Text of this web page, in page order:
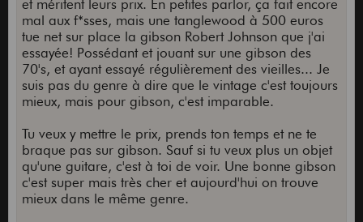
et méritent leurs prix. En petites parlor, ça fait encore
mal aux f*sses, mais une tanglewood à 500 euros
tue net sur place la gibson Robert Johnson que j'ai
essayée! Possédant et jouant sur une gibson des
70's, et ayant essayé régulièrement des vieilles... Je
suis pas du genre à dire que le vintage c'est toujours
mieux, mais pour gibson, c'est imparable.
Tu veux y mettre le prix, prends ton temps et ne te
braque pas sur gibson. Sauf si tu veux plus un objet
qu'une guitare, c'est à toi de voir. Une bonne gibson
c'est super mais très cher et aujourd'hui on trouve
mieux dans le même genre.